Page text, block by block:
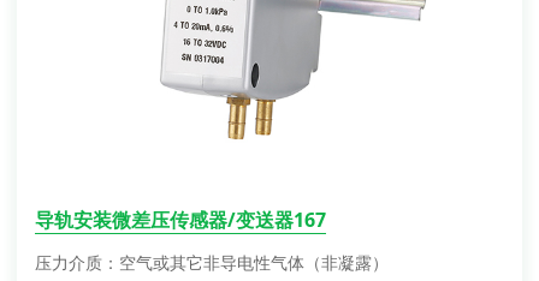
导轨安装微差压传感器/变送器167
压力介质：空气或其它非导电性气体（非凝露）